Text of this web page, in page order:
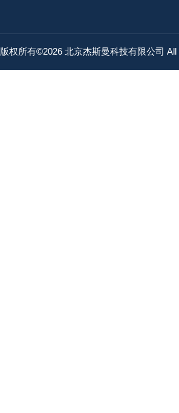
版权所有©2026 北京杰斯曼科技有限公司